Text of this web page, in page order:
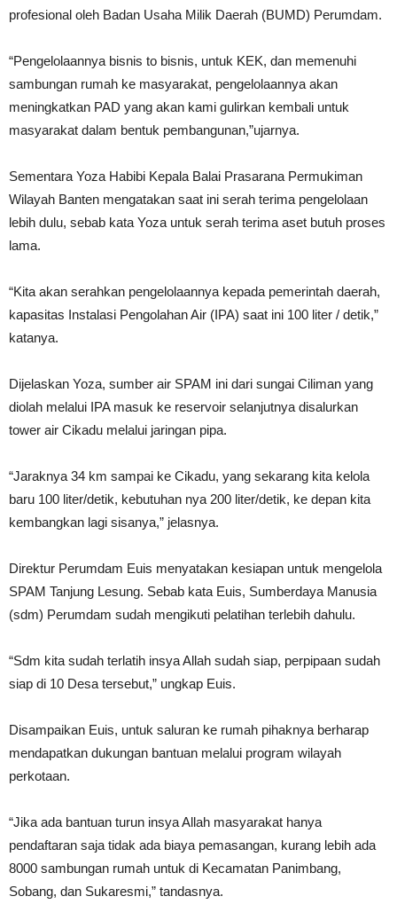
profesional oleh Badan Usaha Milik Daerah (BUMD) Perumdam.
“Pengelolaannya bisnis to bisnis, untuk KEK, dan memenuhi
sambungan rumah ke masyarakat, pengelolaannya akan
meningkatkan PAD yang akan kami gulirkan kembali untuk
masyarakat dalam bentuk pembangunan,”ujarnya.
Sementara Yoza Habibi Kepala Balai Prasarana Permukiman
Wilayah Banten mengatakan saat ini serah terima pengelolaan
lebih dulu, sebab kata Yoza untuk serah terima aset butuh proses
lama.
“Kita akan serahkan pengelolaannya kepada pemerintah daerah,
kapasitas Instalasi Pengolahan Air (IPA) saat ini 100 liter / detik,”
katanya.
Dijelaskan Yoza, sumber air SPAM ini dari sungai Ciliman yang
diolah melalui IPA masuk ke reservoir selanjutnya disalurkan
tower air Cikadu melalui jaringan pipa.
“Jaraknya 34 km sampai ke Cikadu, yang sekarang kita kelola
baru 100 liter/detik, kebutuhan nya 200 liter/detik, ke depan kita
kembangkan lagi sisanya,” jelasnya.
Direktur Perumdam Euis menyatakan kesiapan untuk mengelola
SPAM Tanjung Lesung. Sebab kata Euis, Sumberdaya Manusia
(sdm) Perumdam sudah mengikuti pelatihan terlebih dahulu.
“Sdm kita sudah terlatih insya Allah sudah siap, perpipaan sudah
siap di 10 Desa tersebut,” ungkap Euis.
Disampaikan Euis, untuk saluran ke rumah pihaknya berharap
mendapatkan dukungan bantuan melalui program wilayah
perkotaan.
“Jika ada bantuan turun insya Allah masyarakat hanya
pendaftaran saja tidak ada biaya pemasangan, kurang lebih ada
8000 sambungan rumah untuk di Kecamatan Panimbang,
Sobang, dan Sukaresmi,” tandasnya.